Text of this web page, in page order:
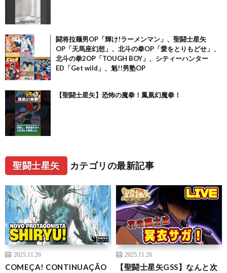
闘将拉麺男OP「輝け!ラーメンマン」、聖闘士星矢
OP「天馬座幻想」、北斗の拳OP「愛をとりもどせ」、
北斗の拳2OP「TOUGH BOY」、シティーハンター
ED「Get wild」、魁!!男塾OP
【聖闘士星矢】恐怖の魔拳！鳳凰幻魔拳！
聖闘士星矢 カテゴリの最新記事
2025.11.26
COMEÇA! CONTINUAÇÃO
2025.11.26
【聖闘士星矢GSS】なんと次